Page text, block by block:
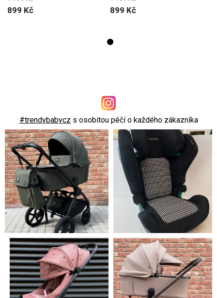
899 Kč 899 Kč
#trendybabycz s osobitou péčí o každého zákazníka